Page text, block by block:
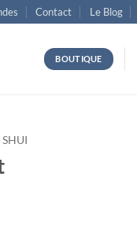
Contact Le Blog
BOUTIQUE
SHUI